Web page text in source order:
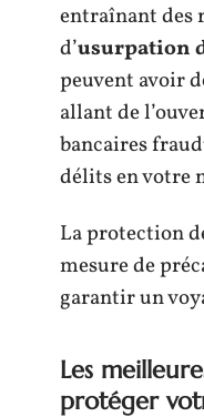
entraînant des
d’usurpation
peuvent avoir
allant de
bancaires
délits en votre
La protection
mesure de
garantir un
Les
protéger